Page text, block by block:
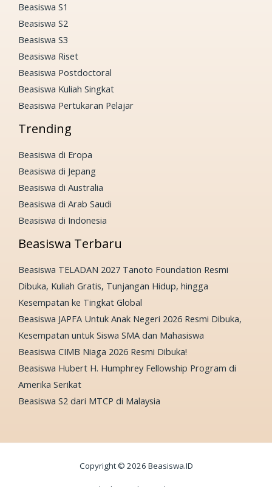
Beasiswa S1
Beasiswa S2
Beasiswa S3
Beasiswa Riset
Beasiswa Postdoctoral
Beasiswa Kuliah Singkat
Beasiswa Pertukaran Pelajar
Trending
Beasiswa di Eropa
Beasiswa di Jepang
Beasiswa di Australia
Beasiswa di Arab Saudi
Beasiswa di Indonesia
Beasiswa Terbaru
Beasiswa TELADAN 2027 Tanoto Foundation Resmi
Dibuka, Kuliah Gratis, Tunjangan Hidup, hingga
Kesempatan ke Tingkat Global
Beasiswa JAPFA Untuk Anak Negeri 2026 Resmi Dibuka,
Kesempatan untuk Siswa SMA dan Mahasiswa
Beasiswa CIMB Niaga 2026 Resmi Dibuka!
Beasiswa Hubert H. Humphrey Fellowship Program di
Amerika Serikat
Beasiswa S2 dari MTCP di Malaysia
Copyright © 2026 Beasiswa.ID